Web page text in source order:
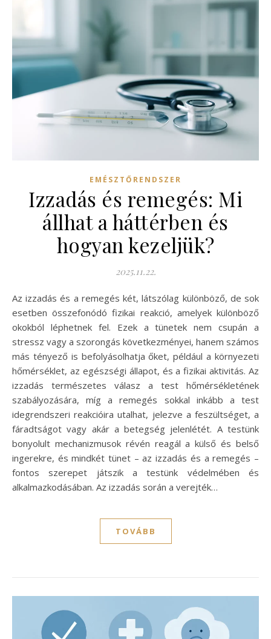
EMÉSZTŐRENDSZER
Izzadás és remegés: Mi
állhat a háttérben és
hogyan kezeljük?
2025.11.22.
Az izzadás és a remegés két, látszólag különböző, de sok
esetben összefonódó fizikai reakció, amelyek különböző
okokból léphetnek fel. Ezek a tünetek nem csupán a
stressz vagy a szorongás következményei, hanem számos
más tényező is befolyásolhatja őket, például a környezeti
hőmérséklet, az egészségi állapot, és a fizikai aktivitás. Az
izzadás természetes válasz a test hőmérsékletének
szabályozására, míg a remegés sokkal inkább a test
idegrendszeri reakcióira utalhat, jelezve a feszültséget, a
fáradtságot vagy akár a betegség jelenlétét. A testünk
bonyolult mechanizmusok révén reagál a külső és belső
ingerekre, és mindkét tünet – az izzadás és a remegés –
fontos szerepet játszik a testünk védelmében és
alkalmazkodásában. Az izzadás során a verejték…
TOVÁBB